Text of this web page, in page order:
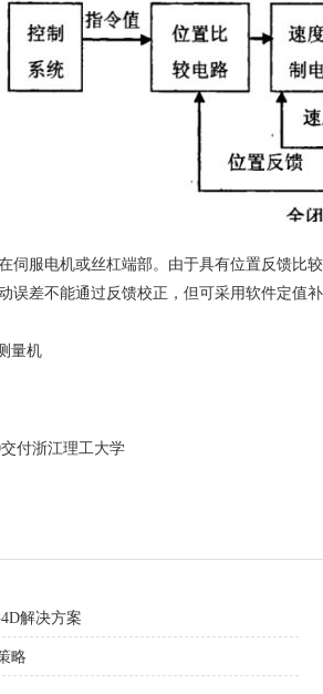
服电机或丝杠端部。由于具有位置反馈比
误差不能通过反馈校正，但可采用软件定值
量机
付浙江理工大学
解决方案
略